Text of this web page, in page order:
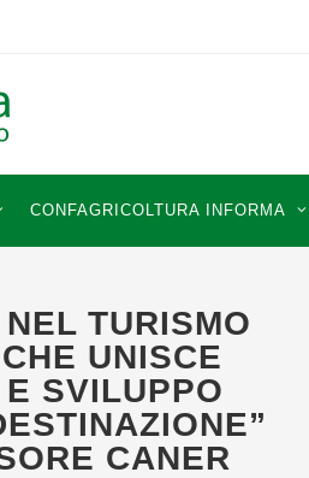
CONFAGRICOLTURA INFORMA
TURISMO
UNISCE
SVILUPPO
CANER